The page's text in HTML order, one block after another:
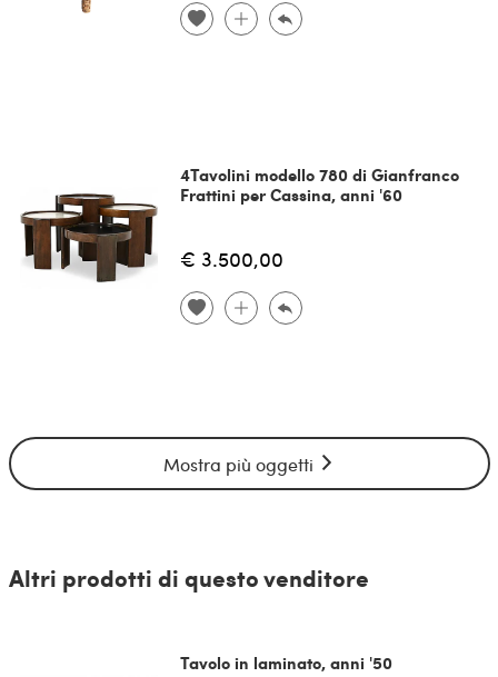
4Tavolini modello 780 di Gianfranco
Frattini per Cassina, anni '60
€ 3.500,00
Mostra più oggetti
Altri prodotti di questo venditore
Tavolo in laminato, anni '50